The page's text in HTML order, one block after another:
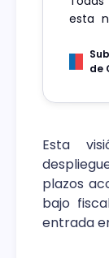
esta
de
Esta
plazos
bajo
entrada